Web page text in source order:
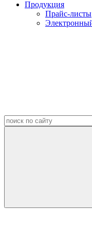
Продукция
Прайс-листы